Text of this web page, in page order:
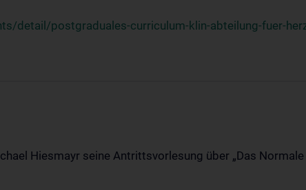
detail/postgraduales-curriculum-klin-abteilung-fuer-
Hiesmayr seine Antrittsvorlesung über „Das